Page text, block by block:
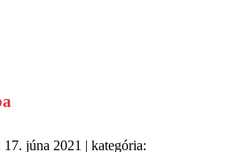
júna 2021 | kategória: